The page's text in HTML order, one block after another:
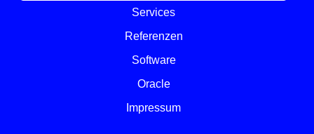
Services
Referenzen
Software
Oracle
Impressum